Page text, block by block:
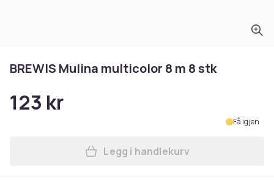
BREWIS Mulina multicolor 8 m 8 stk
123 kr
Få igjen
Legg BREWIS Mulina
Legg i handlekurv